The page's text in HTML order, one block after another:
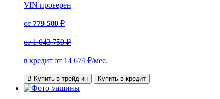
VIN проверен
от 779 500 ₽
от1 043 750 ₽
в кредит от 14 674 ₽/мес.
В Купить в трейд ин Купить в кредит